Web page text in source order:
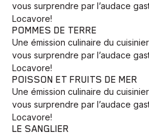
vous surprendre par l’audace
Locavore!
POMMES DE TERRE
Une émission culinaire du
vous surprendre par l’audace
Locavore!
POISSON ET FRUITS DE MER
Une émission culinaire du
vous surprendre par l’audace
Locavore!
LE SANGLIER